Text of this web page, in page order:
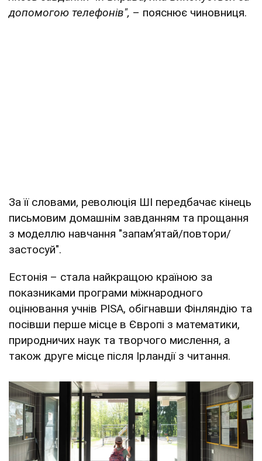
допомогою телефонів", – пояснює чиновниця.
За її словами, революція ШІ передбачає кінець
письмовим домашнім завданням та прощання
з моделлю навчання "запамʼятай/повтори/
застосуй".
Естонія – стала найкращою країною за
показниками програми міжнародного
оцінювання учнів PISA, обігнавши Фінляндію та
посівши перше місце в Європі з математики,
природничих наук та творчого мислення, а
також друге місце після Ірландії з читання.